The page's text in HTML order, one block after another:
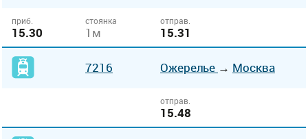
приб.
15.30
стоянка
1м
отправ.
15.31
7216 Ожерелье → Москва
отправ.
15.48